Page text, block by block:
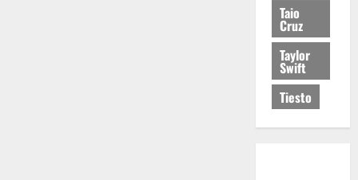
Taio
Cruz
Taylor
Swift
Tiesto